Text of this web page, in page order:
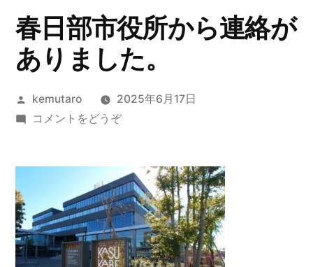
春日部市役所から連絡が
ありました。
投
稿
kemutaro
2025年6月17日
コメントをどうぞ(春
市
役
所
か
ら